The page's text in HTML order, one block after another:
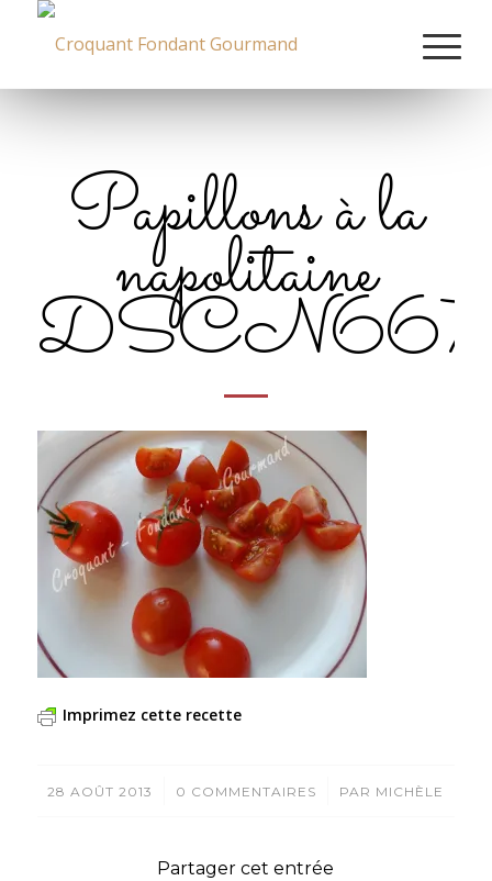
Papillons à la
napolitaine
Imprimez cette recette
28 AOÛT 2013
/ 0 COMMENTAIRES
/ PAR MICHÈLE
Partager cet entrée